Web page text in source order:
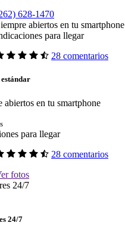
628-1470
abiertos en tu smartphone
para llegar
28 comentarios
abiertos en tu smartphone
para llegar
28 comentarios
fotos
24/7
24/7